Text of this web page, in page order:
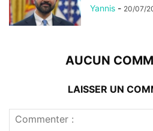
Yannis - 20/07/
AUCUN
LAISSER UN